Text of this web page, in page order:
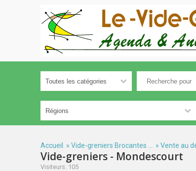
Accueil » Vide-greniers Brocantes ... » Vente au
Vide-greniers - Mondescourt
Visiteurs: 105